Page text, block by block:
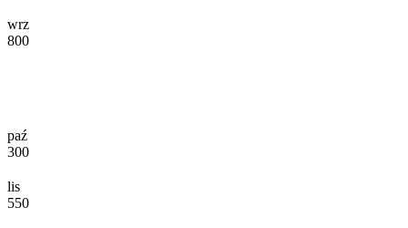
wrz
800
paź
300
lis
550